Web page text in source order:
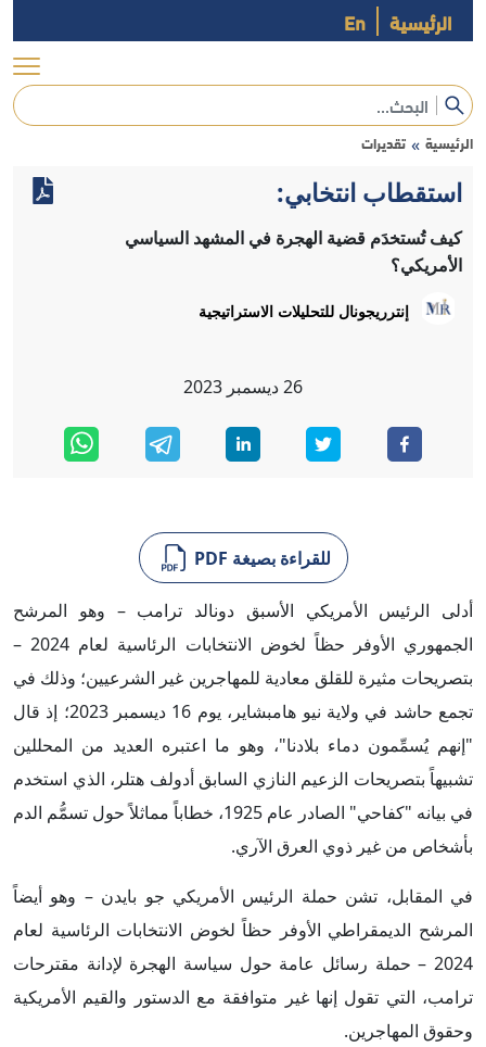
الرئيسية En
الرئيسية » تقديرات
استقطاب انتخابي:
كيف تُستخدَم قضية الهجرة في المشهد السياسي
الأمريكي؟
إنترريجونال للتحليلات الاستراتيجية
26ديسمبر 2023
للقراءة بصيغة PDF
أدلى الرئيس الأمريكي الأسبق دونالد ترامب – وهو المرشح
الجمهوري الأوفر حظاً لخوض الانتخابات الرئاسية لعام 2024 –
بتصريحات مثيرة للقلق معادية للمهاجرين غير الشرعيين؛ وذلك في
تجمع حاشد في ولاية نيو هامبشاير، يوم 16 ديسمبر 2023؛ إذ قال
"إنهم يُسمِّمون دماء بلادنا"، وهو ما اعتبره العديد من المحللين
تشبيهاً بتصريحات الزعيم النازي السابق أدولف هتلر، الذي استخدم
في بيانه "كفاحي" الصادر عام 1925، خطاباً مماثلاً حول تسمُّم الدم
بأشخاص من غير ذوي العرق الآري.
في المقابل، تشن حملة الرئيس الأمريكي جو بايدن – وهو أيضاً
المرشح الديمقراطي الأوفر حظاً لخوض الانتخابات الرئاسية لعام
2024 – حملة رسائل عامة حول سياسة الهجرة لإدانة مقترحات
ترامب، التي تقول إنها غير متوافقة مع الدستور والقيم الأمريكية
وحقوق المهاجرين.